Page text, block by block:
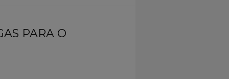
PARA O